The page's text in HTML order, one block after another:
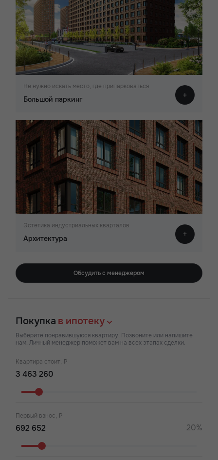
Не нужно искать место, где припарковаться
Большой паркинг
Эстетика индустриальных кварталов
Архитектура
Обсудить с менеджером
Покупка в ипотеку
Выберите понравившуюся квартиру. Позвоните или напишите
нам. Личный менеджер поможет вам на всех этапах сделки.
Квартира стоит, ₽
Первый взнос, ₽
20%